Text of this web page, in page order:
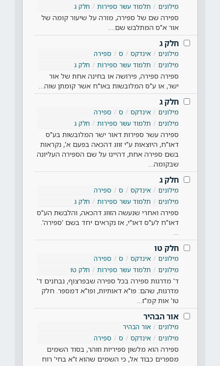
מילונים
תלמוד עשר ספירות חלק ג
ספירה שם של ספירה, מורה על שיעור קומה של
אור א"ס המתלבש שם.…
חלק ג
מילונים אינדקס ס
ספירה
מילונים
תלמוד עשר ספירות חלק ג
ספירה ספירה, פירושה או בחינה אחת של אור
ישר, או ע"ס המלובשות באו"ח אשר קומתן שוה…
חלק ג
מילונים אינדקס ס
ספירה
מילונים
תלמוד עשר ספירות חלק ג
ספירה עשר ספירות דאור ישר המלובשות בע"ס
דאו"ח, היוצאות ע"י זווג דהכאה בפעם א', נקראות
בשם ספירה אחת, דהיינו על שם הספירה העליונה
שבקומה…
חלק ג
מילונים אינדקס ס
ספירה
מילונים
תלמוד עשר ספירות חלק ג
ספירה ואחרי שנעשה הזווג דהכאה, והלבשת הע"ס
דאו"ח לע"ס דאו"י, אז נקראים יחד בשם 'ספירה'.
חלק טו
מילונים אינדקס ס
ספירה
מילונים
תלמוד עשר ספירות חלק טו
ד' מדרגות ספירה בכל ספירה שבפרצוף, נבחנים ד'
מדרגות, שהם: פו"א דאותיות, ופו"א דמספר. חלק
טו' אות קמ"ז…
אור הבהיר
מילונים
אור הבהיר
מילונים
אינדקס ס ספירה
ספירה הוא מלשון ספיריות וזוהר, בסוד השמים
מספרים כבוד אל, כי השמים שהוא ז"א בחי' רוח